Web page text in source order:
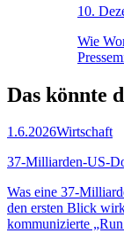
10.
Wie
Das könnte
1.6.2026Wirtschaft
37-Milliarden-US-
Was eine 37-
den ersten Blick
kommunizierte